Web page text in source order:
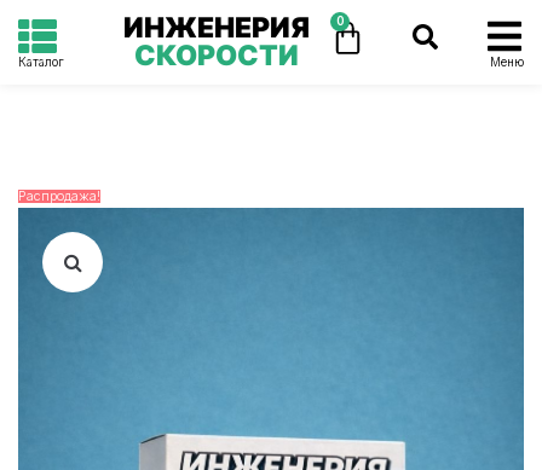
Каталог
ИНЖЕНЕРИЯ
СКОРОСТИ
0
Меню
Распродажа!